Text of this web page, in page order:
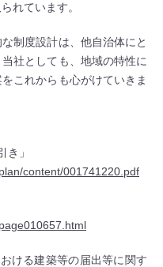
れています。
制度設計は、他自治体にと
社としても、地域の特性に
これからも心がけていきま
」
content/001741220.pdf
ける建築等の届出等に関す